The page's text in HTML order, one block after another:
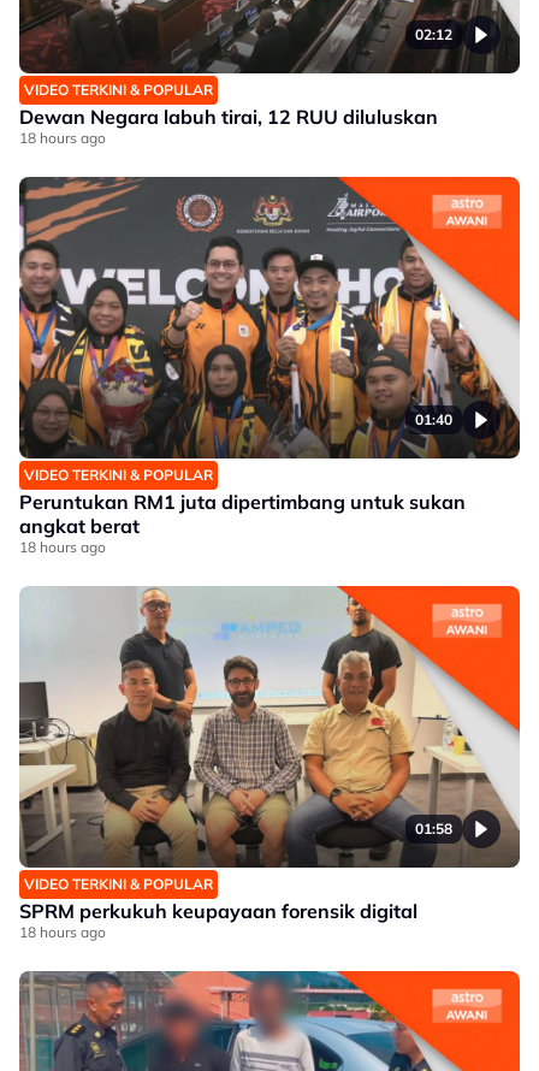
02:12
VIDEO TERKINI & POPULAR
Dewan Negara labuh tirai, 12 RUU diluluskan
18 hours ago
01:40
VIDEO TERKINI & POPULAR
Peruntukan RM1 juta dipertimbang untuk sukan
angkat berat
18 hours ago
01:58
VIDEO TERKINI & POPULAR
SPRM perkukuh keupayaan forensik digital
18 hours ago